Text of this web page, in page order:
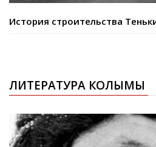
История строительства
ЛИТЕРАТУРА КОЛЫМЫ